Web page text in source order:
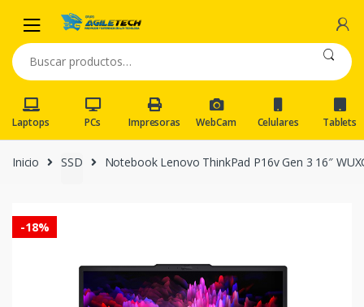
navigation
content
Buscar
por:
Laptops PCs Impresoras WebCam Celulares Tablets
Inicio SSD Notebook Lenovo ThinkPad P16v Gen 3 16″
-18%